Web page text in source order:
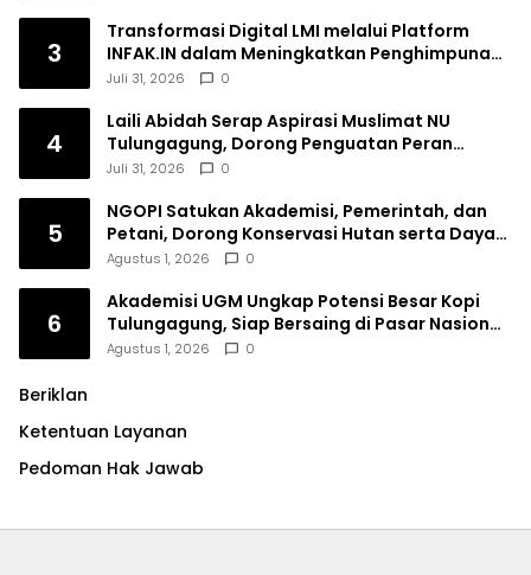
3
Transformasi Digital LMI melalui Platform
INFAK.IN dalam Meningkatkan Penghimpunan
Dana Filantropi Islam
Juli 31, 2026 0
4
Laili Abidah Serap Aspirasi Muslimat NU
Tulungagung, Dorong Penguatan Peran
Perempuan
Juli 31, 2026 0
5
NGOPI Satukan Akademisi, Pemerintah, dan
Petani, Dorong Konservasi Hutan serta Daya
Saing Kopi Tulungagung
Agustus 1, 2026 0
6
Akademisi UGM Ungkap Potensi Besar Kopi
Tulungagung, Siap Bersaing di Pasar Nasional
hingga Dunia
Agustus 1, 2026 0
Beriklan
Ketentuan Layanan
Pedoman Hak Jawab